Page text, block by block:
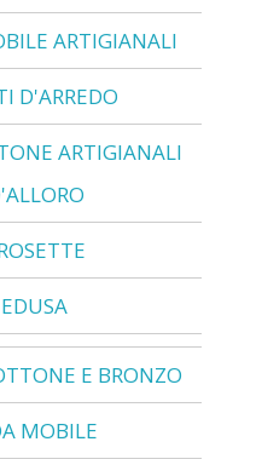
ARTIGIANALI
D'ARREDO
ARTIGIANALI
E BRONZO
MOBILE